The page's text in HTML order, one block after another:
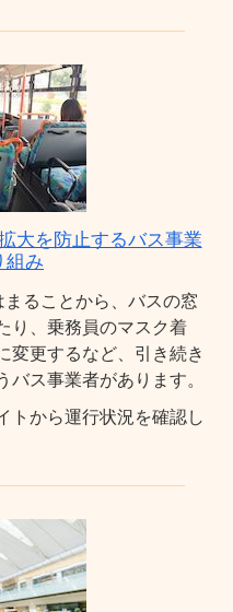
大を防止するバス事業
組み
ることから、バスの窓
り、乗務員のマスク着
変更するなど、引き続き
ス事業者があります。
トから運行状況を確認し